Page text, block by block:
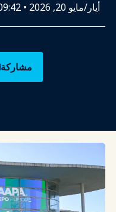
أيار/مايو 20, 2026 •
09:42
مشاركة